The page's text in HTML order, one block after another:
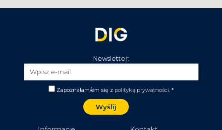
Newsletter:
Zapoznałam/em się z polityką prywatności . *